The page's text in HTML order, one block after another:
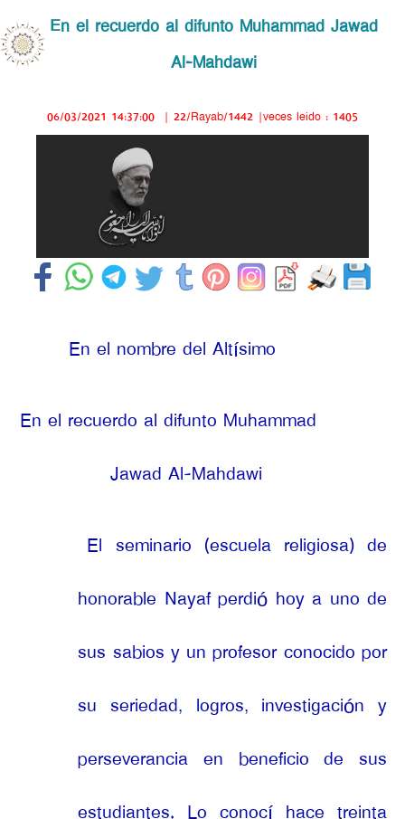
En el recuerdo al difunto Muhammad Jawad
Al-Mahdawi
06/03/2021 14:37:00 | 22/Rayab/1442 |veces leido : 1405
En el nombre del Altísimo
En el recuerdo al difunto Muhammad
Jawad Al-Mahdawi
El seminario (escuela religiosa) de
honorable Nayaf perdió hoy a uno de
sus sabios y un profesor conocido por
su seriedad, logros, investigación y
perseverancia en beneficio de sus